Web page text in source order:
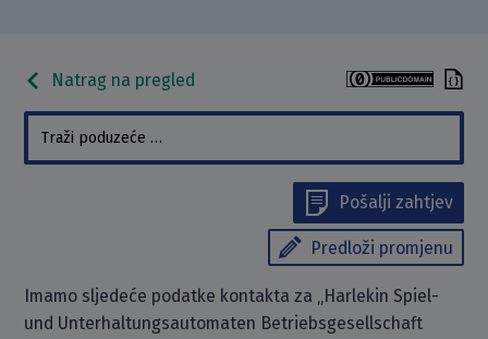
Natrag na pregled
Pošalji zahtjev
Predloži promjenu
Imamo sljedeće podatke kontakta za „Harlekin Spiel-
und Unterhaltungsautomaten Betriebsgesellschaft